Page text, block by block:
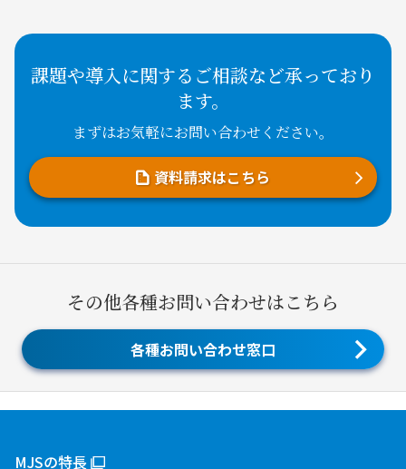
課題や導入に関するご相談など承っており
ます。
まずはお気軽にお問い合わせください。
資料請求はこちら
その他各種お問い合わせはこちら
各種お問い合わせ窓口
MJSの特長